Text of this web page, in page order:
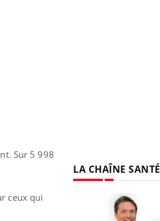
Sur 5 998
ceux qui
LA CHAÎNE SANTÉ